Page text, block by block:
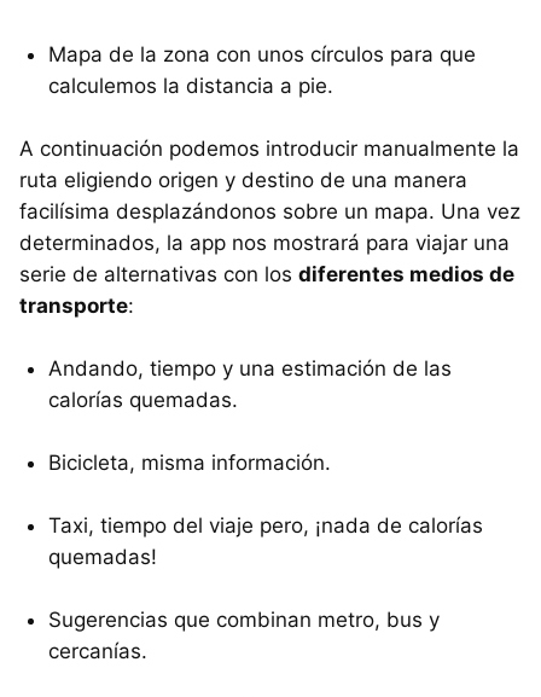
Mapa de la zona con unos círculos para que
calculemos la distancia a pie.
A continuación podemos introducir manualmente la
ruta eligiendo origen y destino de una manera
facilísima desplazándonos sobre un mapa. Una vez
determinados, la app nos mostrará para viajar una
serie de alternativas con los diferentes medios de
transporte:
Andando, tiempo y una estimación de las
calorías quemadas.
Bicicleta, misma información.
Taxi, tiempo del viaje pero, ¡nada de calorías
quemadas!
Sugerencias que combinan metro, bus y
cercanías.